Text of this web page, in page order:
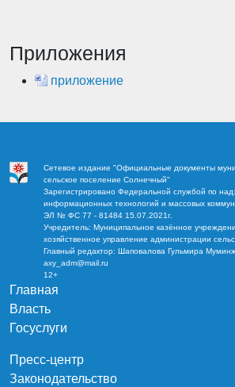
Приложения
приложение
Сетевое издание "Официальные документы
сельское поселение Солнечный"
Зарегистрировано Федеральной службой по
информационных технологий и массовых
ЭЛ № ФС 77 - 81484 15.07.2021г.
Учредитель: Муниципальное казённое
хозяйственное управление администрации
Главный редактор: Шаповалова Гульмира
axy_adm@mail.ru
12+
Главная
Власть
Госуслуги
Пресс-центр
Законодательство